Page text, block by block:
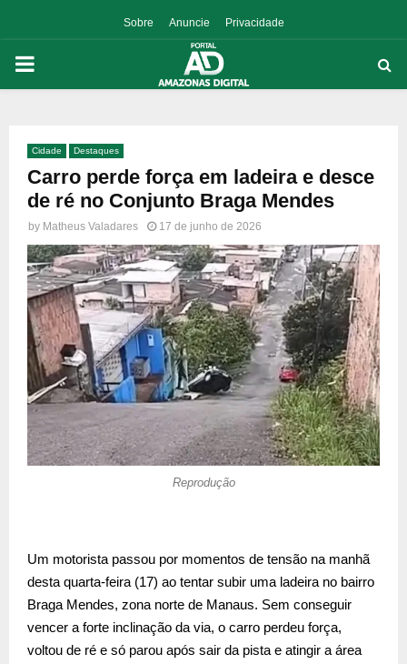
Sobre Anuncie Privacidade
PRIMARY
Cidade Destaques
Carro perde força em ladeira e desce
de ré no Conjunto Braga Mendes
by Matheus Valadares 17 de junho de 2026
Reprodução
Um motorista passou por momentos de tensão na manhã
desta quarta-feira (17) ao tentar subir uma ladeira no bairro
Braga Mendes, zona norte de Manaus. Sem conseguir
vencer a forte inclinação da via, o carro perdeu força,
voltou de ré e só parou após sair da pista e atingir a área